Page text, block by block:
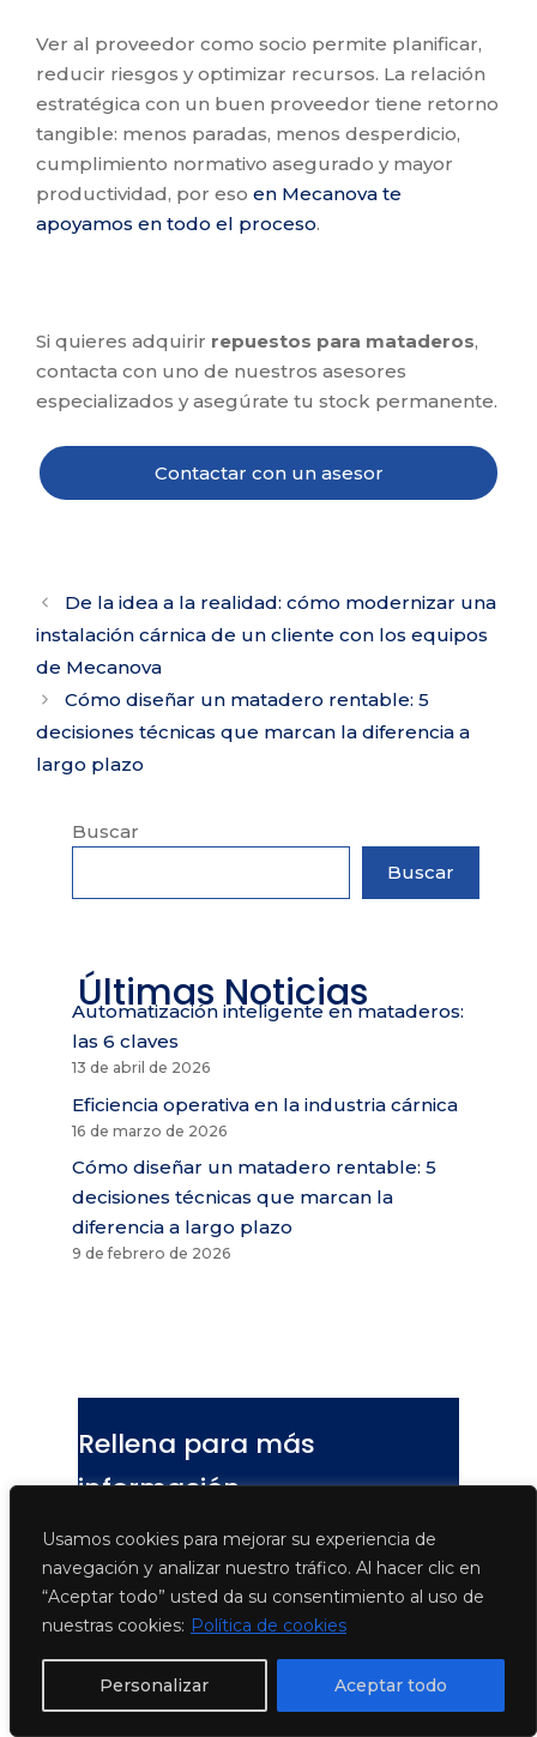
Usamos cookies para mejorar su experiencia de
navegación y analizar nuestro tráfico. Al hacer clic en
“Aceptar todo” usted da su consentimiento al uso de
nuestras cookies: Política de cookies
Personalizar Aceptar todo
Ver al proveedor como socio permite planificar,
reducir riesgos y optimizar recursos. La relación
estratégica con un buen proveedor tiene retorno
tangible: menos paradas, menos desperdicio,
cumplimiento normativo asegurado y mayor
productividad, por eso en Mecanova te
apoyamos en todo el proceso.
Si quieres adquirir repuestos para mataderos,
contacta con uno de nuestros asesores
especializados y asegúrate tu stock permanente.
Contactar con un asesor
De la idea a la realidad: cómo modernizar una
instalación cárnica de un cliente con los equipos
de Mecanova
Cómo diseñar un matadero rentable: 5
decisiones técnicas que marcan la diferencia a
largo plazo
Buscar
Buscar
Últimas Noticias
Automatización inteligente en mataderos:
las 6 claves
13 de abril de 2026
Eficiencia operativa en la industria cárnica
16 de marzo de 2026
Cómo diseñar un matadero rentable: 5
decisiones técnicas que marcan la
diferencia a largo plazo
9 de febrero de 2026
Rellena para más
información
Persona de contacto y/o Empresa